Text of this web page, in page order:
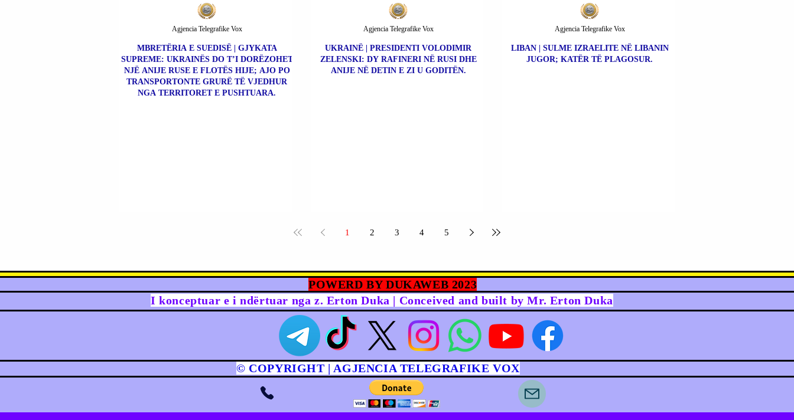
MBRETËRIA E SUEDISË | GJYKATA
SUPREME: UKRAINËS DO T’I DORËZOHET
NJË ANIJE RUSE E FLOTËS HIJE; AJO PO
TRANSPORTONTE GRURË TË VJEDHUR
NGA TERRITORET E PUSHTUARA.
Agjencia Telegrafike Vox
UKRAINË | PRESIDENTI VOLODIMIR
ZELENSKI: DY RAFINERI NË RUSI DHE
ANIJE NË DETIN E ZI U GODITËN.
Agjencia Telegrafike Vox
LIBAN | SULME IZRAELITE NË LIBANIN
JUGOR; KATËR TË PLAGOSUR.
Agjencia Telegrafike Vox
1 2 3 4 5
POWERD BY DUKAWEB 2023
I konceptuar e i ndërtuar nga z. Erton Duka | Conceived and built by Mr. Erton Duka
© COPYRIGHT | AGJENCIA TELEGRAFIKE VOX